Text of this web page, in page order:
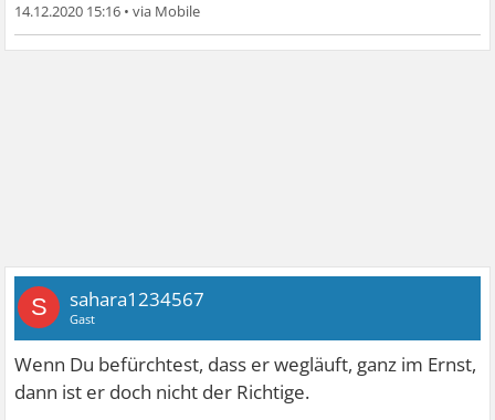
14.12.2020 15:16 •
S sahara1234567
Gast
Wenn Du befürchtest, dass er wegläuft, ganz im Ernst,
dann ist er doch nicht der Richtige.